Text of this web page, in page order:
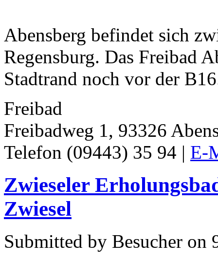
Abensberg befindet sich
Regensburg. Das Freibad
Stadtrand noch vor der
Freibad
Freibadweg 1, 93326
Telefon (09443) 35 94 | E-
Zwieseler
Zwiesel
Submitted by Besucher on